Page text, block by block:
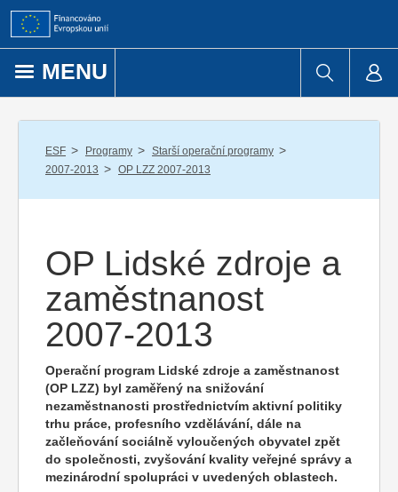
Přejít k obsahu
MENU
ESF / Programy / Starší operační programy /
2007-2013 / OP LZZ 2007-2013
OP Lidské zdroje a
zaměstnanost
2007-2013
Operační program Lidské zdroje a zaměstnanost
(OP LZZ) byl zaměřený na snižování
nezaměstnanosti prostřednictvím aktivní politiky
trhu práce, profesního vzdělávání, dále na
začleňování sociálně vyloučených obyvatel zpět
do společnosti, zvyšování kvality veřejné správy a
mezinárodní spolupráci v uvedených oblastech.